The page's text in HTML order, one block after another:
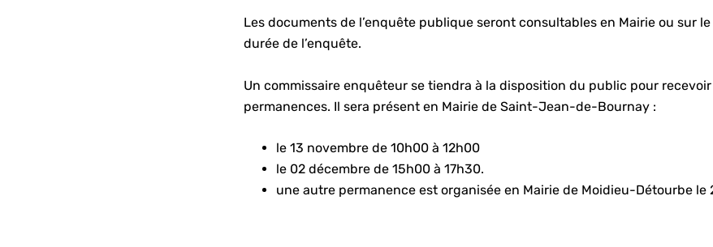
Les documents de l’enquête publique seront consultables en Mairie ou sur
durée de l’enquête.
Un commissaire enquêteur se tiendra à la disposition du public pour
permanences. Il sera présent en Mairie de Saint-Jean-de-Bournay :
le 13 novembre de 10h00 à 12h00
le 02 décembre de 15h00 à 17h30.
une autre permanence est organisée en Mairie de Moidieu-Détourbe le